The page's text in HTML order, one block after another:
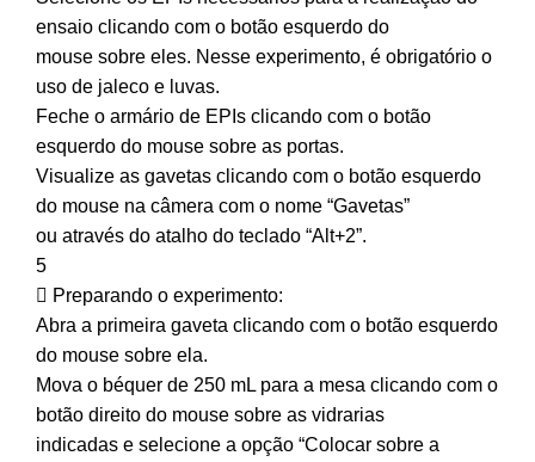
ensaio clicando com o botão esquerdo do
mouse sobre eles. Nesse experimento, é obrigatório o
uso de jaleco e luvas.
Feche o armário de EPIs clicando com o botão
esquerdo do mouse sobre as portas.
Visualize as gavetas clicando com o botão esquerdo
do mouse na câmera com o nome “Gavetas”
ou através do atalho do teclado “Alt+2”.
5
 Preparando o experimento:
Abra a primeira gaveta clicando com o botão esquerdo
do mouse sobre ela.
Mova o béquer de 250 mL para a mesa clicando com o
botão direito do mouse sobre as vidrarias
indicadas e selecione a opção “Colocar sobre a